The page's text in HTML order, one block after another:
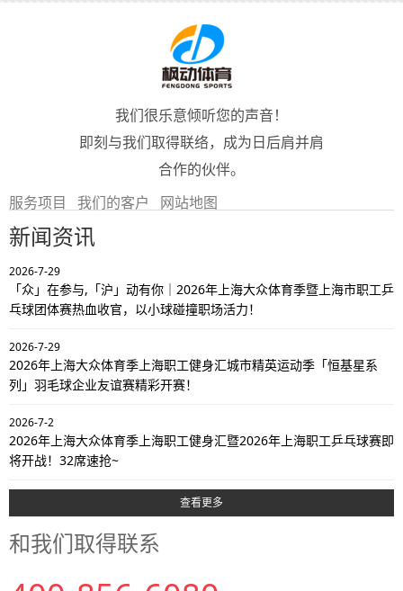
我们很乐意倾听您的声音！
即刻与我们取得联络，成为日后肩并肩
合作的伙伴。
服务项目
我们的客户 网站地图
新闻资讯
2026-7-29
「众」在参与,「沪」动有你｜2026年上海大众体育季暨上海市职工乒
乓球团体赛热血收官，以小球碰撞职场活力！
2026-7-29
2026年上海大众体育季上海职工健身汇城市精英运动季「恒基星系
列」羽毛球企业友谊赛精彩开赛！
2026-7-2
2026年上海大众体育季上海职工健身汇暨2026年上海职工乒乓球赛即
将开战！32席速抢~
查看更多
和我们取得联系